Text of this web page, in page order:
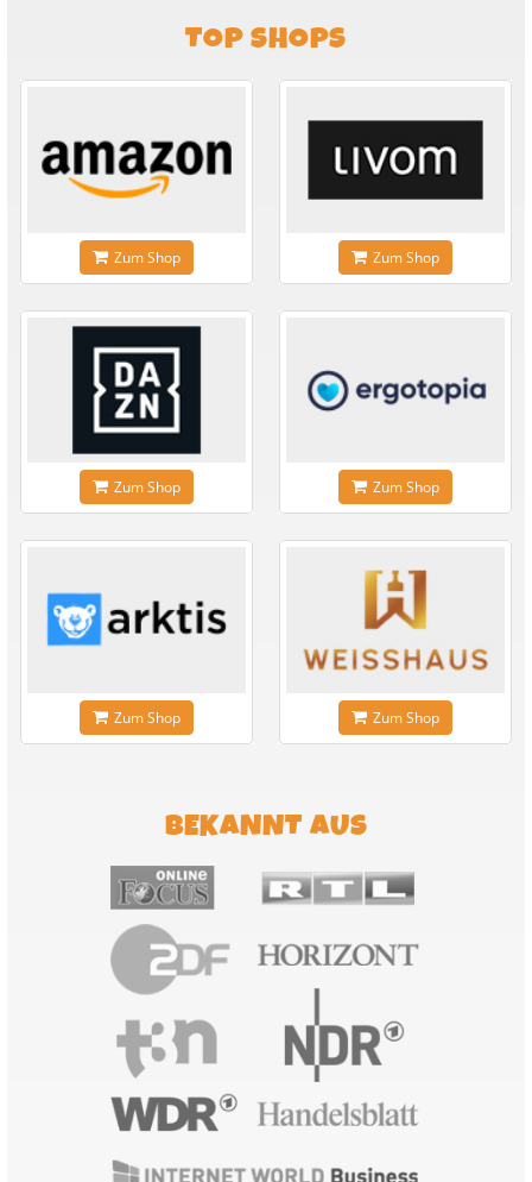
TOP SHOPS
Zum Shop Zum Shop
Zum Shop Zum Shop
Zum Shop Zum Shop
BEKANNT AUS